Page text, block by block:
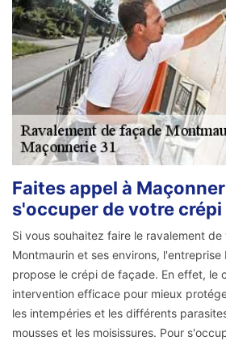
Faites appel à
s'occuper de votre crépi
Si vous souhaitez faire le ravalement
Montmaurin et ses environs, l'entreprise
propose le crépi de façade. En effet, le
intervention efficace pour mieux
les intempéries et les différents
mousses et les moisissures. Pour